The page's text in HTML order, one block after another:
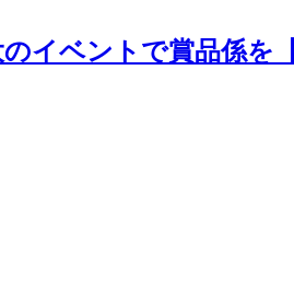
イベントで賞品係を【